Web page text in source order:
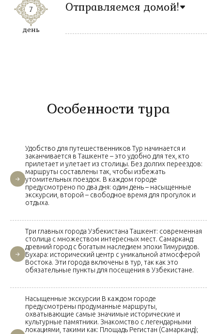
7
день
Отправляемся домой!
Особенности тура
Удобство для путешественников Тур начинается и
заканчивается в Ташкенте – это удобно для тех, кто
прилетает и улетает из столицы. Без долгих переездов:
маршруты составлены так, чтобы избежать
утомительных поездок. В каждом городе
предусмотрено по два дня: один день – насыщенные
экскурсии, второй – свободное время для прогулок и
отдыха.
Три главных города Узбекистана Ташкент: современная
столица с множеством интересных мест. Самарканд:
древний город с богатым наследием эпохи Тимуридов.
Бухара: исторический центр с уникальной атмосферой
Востока. Эти города включены в тур, так как это
обязательные пункты для посещения в Узбекистане.
Насыщенные экскурсии В каждом городе
предусмотрены продуманные маршруты,
охватывающие самые значимые исторические и
культурные памятники. Знакомство с легендарными
локациями, такими как: Площадь Регистан (Самарканд);